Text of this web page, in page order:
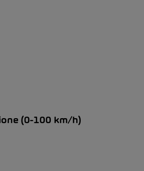
(0-100 km/h)